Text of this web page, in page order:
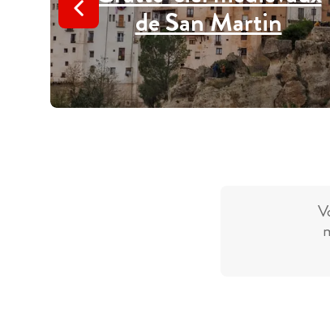
de San Martin